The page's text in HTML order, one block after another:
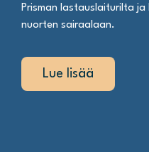
Prisman lastauslaiturilta
nuorten sairaalaan.
Lue lisää